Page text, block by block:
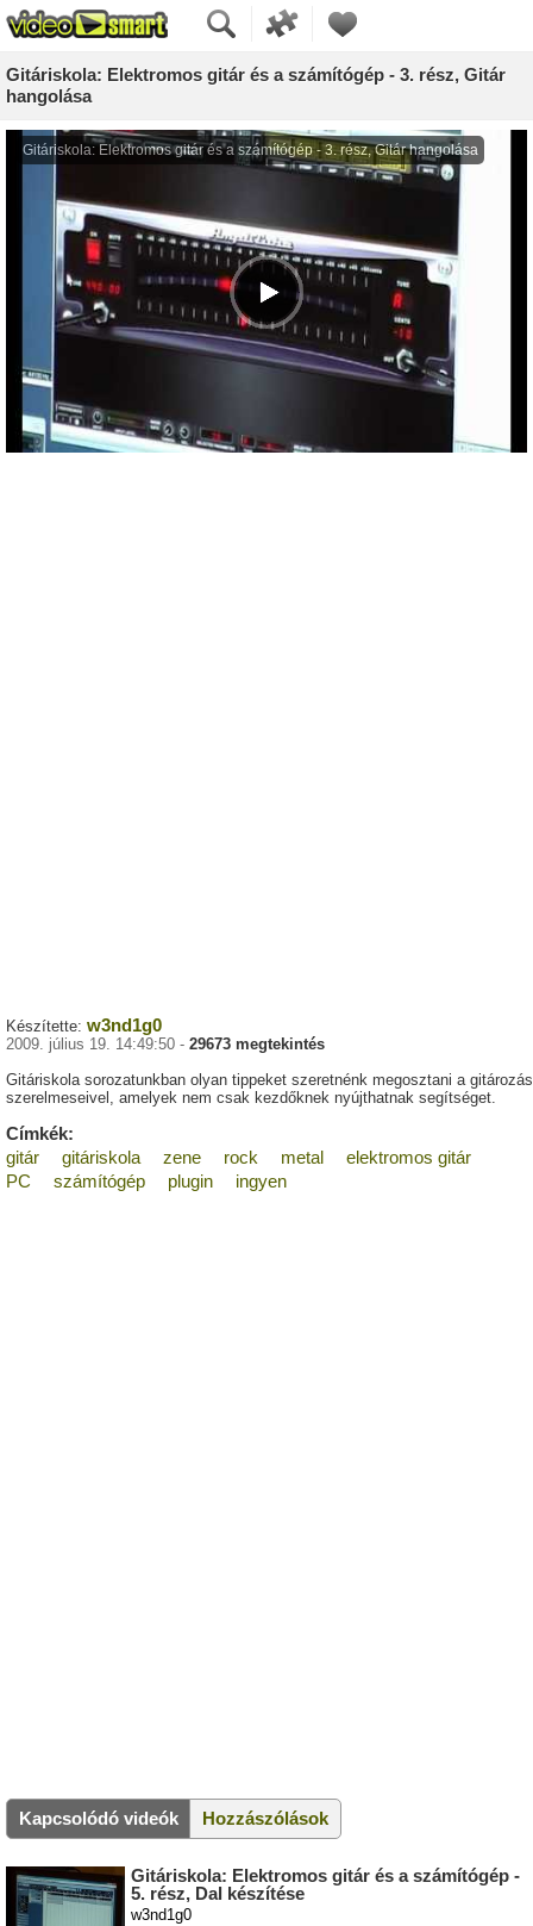
Gitáriskola: Elektromos gitár és a számítógép - 3. rész, Gitár
hangolása
Készítette: w3nd1g0
2009. július 19. 14:49:50 - 29673 megtekintés
Gitáriskola sorozatunkban olyan tippeket szeretnénk megosztani a gitározás
szerelmeseivel, amelyek nem csak kezdőknek nyújthatnak segítséget.
Címkék:
gitár
gitáriskola zene rock metal
elektromos gitár
PC
számítógép plugin ingyen
Kapcsolódó videók Hozzászólások
Gitáriskola: Elektromos gitár és a számítógép -
5. rész, Dal készítése
w3nd1g0